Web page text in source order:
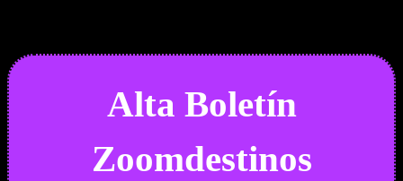
Alta Boletín
Zoomdestinos